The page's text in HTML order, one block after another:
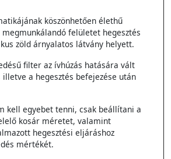
köszönhetően élethű
felületet hegesztés
zöld árnyalatos látvány helyett.
filter az ívhúzás hatására vált
a hegesztés befejezése után
kell egyebet tenni, csak beállítani a
kosár méretet, valamint
hegesztési eljáráshoz
mértékét.